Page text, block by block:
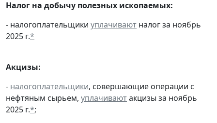
Налог на добычу полезных ископаемых:
- налогоплательщики уплачивают налог за ноябрь
2025 г.*
Акцизы:
- налогоплательщики, совершающие операции с
нефтяным сырьем, уплачиваютакцизы за ноябрь
2025 г.*;